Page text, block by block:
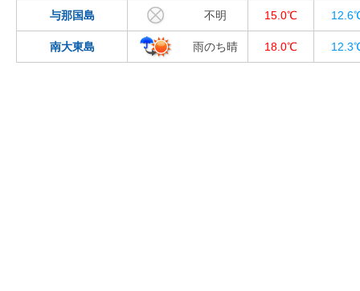
与那国島 不明 15.0℃
南大東島 雨のち晴 18.0℃